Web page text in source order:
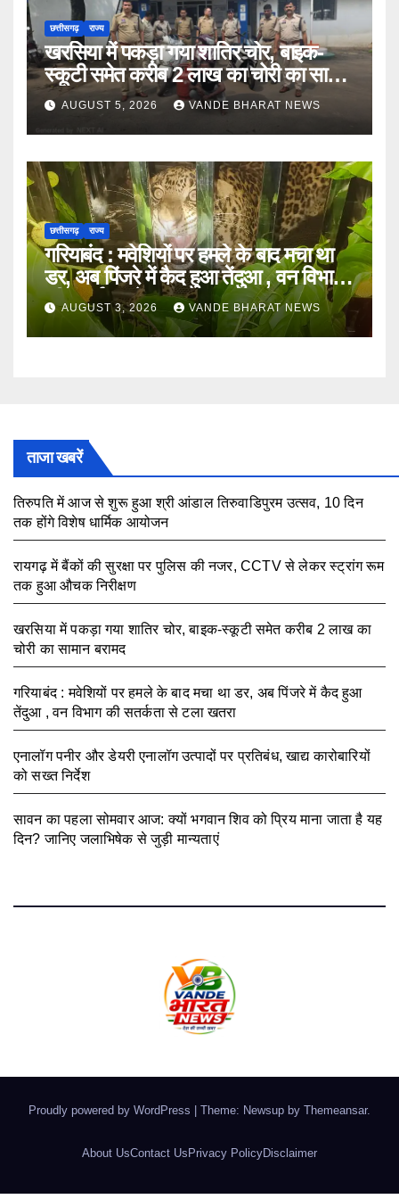
छत्तीसगढ़ राज्य
खरसिया में पकड़ा गया शातिर चोर, बाइक-
स्कूटी समेत करीब 2 लाख का चोरी का सामान
बरामद
AUGUST 5, 2026 VANDE BHARAT NEWS
छत्तीसगढ़ राज्य
गरियाबंद : मवेशियों पर हमले के बाद मचा था
डर, अब पिंजरे में कैद हुआ तेंदुआ , वन विभाग
की सतर्कता से टला खतरा
AUGUST 3, 2026 VANDE BHARAT NEWS
ताजा खबरें
तिरुपति में आज से शुरू हुआ श्री आंडाल तिरुवाडिपुरम उत्सव, 10 दिन
तक होंगे विशेष धार्मिक आयोजन
रायगढ़ में बैंकों की सुरक्षा पर पुलिस की नजर, CCTV से लेकर स्ट्रांग रूम
तक हुआ औचक निरीक्षण
खरसिया में पकड़ा गया शातिर चोर, बाइक-स्कूटी समेत करीब 2 लाख का
चोरी का सामान बरामद
गरियाबंद : मवेशियों पर हमले के बाद मचा था डर, अब पिंजरे में कैद हुआ
तेंदुआ , वन विभाग की सतर्कता से टला खतरा
एनालॉग पनीर और डेयरी एनालॉग उत्पादों पर प्रतिबंध, खाद्य कारोबारियों
को सख्त निर्देश
सावन का पहला सोमवार आज: क्यों भगवान शिव को प्रिय माना जाता है यह
दिन? जानिए जलाभिषेक से जुड़ी मान्यताएं
Proudly powered by WordPress Theme: Newsup by Themeansar.
About UsContact Us Privacy PolicyDisclaimer